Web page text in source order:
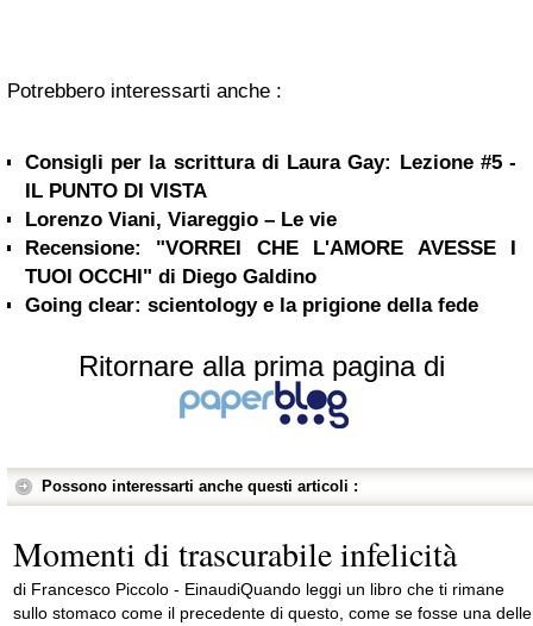
Potrebbero interessarti anche :
Consigli per la scrittura di Laura Gay: Lezione #5 -
IL PUNTO DI VISTA
Lorenzo Viani, Viareggio – Le vie
Recensione: "VORREI CHE L'AMORE AVESSE I
TUOI OCCHI" di Diego Galdino
Going clear: scientology e la prigione della fede
Ritornare alla prima pagina di
Possono interessarti anche questi articoli :
Momenti di trascurabile infelicità
di Francesco Piccolo - EinaudiQuando leggi un libro che ti rimane
sullo stomaco come il precedente di questo, come se fosse una delle